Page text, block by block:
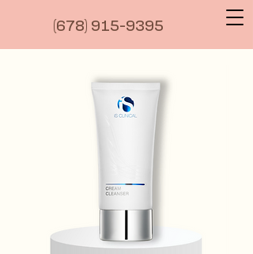
(678) 915-9395